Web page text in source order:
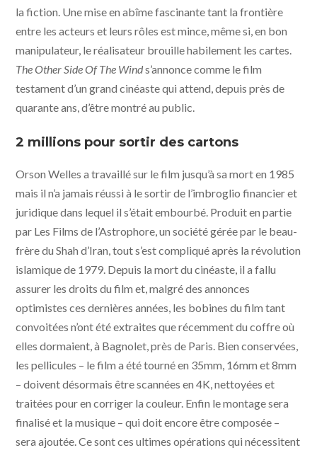
la fiction. Une mise en abîme fascinante tant la frontière
entre les acteurs et leurs rôles est mince, même si, en bon
manipulateur, le réalisateur brouille habilement les cartes.
The Other Side Of The Winds’annonce comme le film
testament d’un grand cinéaste qui attend, depuis près de
quarante ans, d’être montré au public.
2 millions pour sortir des cartons
Orson Welles a travaillé sur le film jusqu’à sa mort en 1985
mais il n’a jamais réussi à le sortir de l’imbroglio financier et
juridique dans lequel il s’était embourbé. Produit en partie
par Les Films de l’Astrophore, un société gérée par le beau-
frère du Shah d’Iran, tout s’est compliqué après la révolution
islamique de 1979. Depuis la mort du cinéaste, il a fallu
assurer les droits du film et, malgré des annonces
optimistes ces dernières années, les bobines du film tant
convoitées n’ont été extraites que récemment du coffre où
elles dormaient, à Bagnolet, près de Paris. Bien conservées,
les pellicules – le film a été tourné en 35mm, 16mm et 8mm
– doivent désormais être scannées en 4K, nettoyées et
traitées pour en corriger la couleur. Enfin le montage sera
finalisé et la musique – qui doit encore être composée –
sera ajoutée. Ce sont ces ultimes opérations qui nécessitent